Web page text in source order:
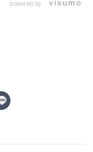
powered by